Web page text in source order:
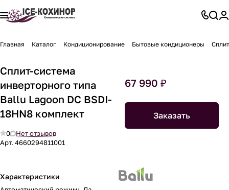
Главная Каталог Кондиционирование Бытовые кондиционеры
Сплит-система
инверторного типа
Ballu Lagoon DC BSDI-
18HN8 комплект
0
Нет отзывов
Арт. 4660294811001
Характеристики
67 990 ₽
Заказать